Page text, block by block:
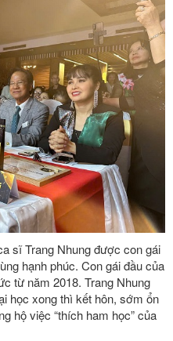
sĩ Trang Nhung được con gái
hạnh phúc. Con gái đầu của
từ năm 2018. Trang Nhung
học xong thì kết hôn, sớm ổn
hộ việc “thích ham học” của